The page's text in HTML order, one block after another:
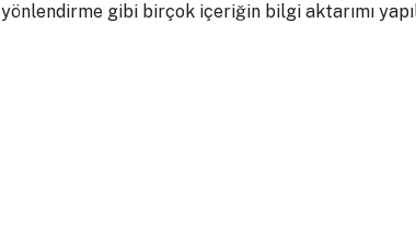
yönlendirme gibi birçok içeriğin bilgi aktarımı